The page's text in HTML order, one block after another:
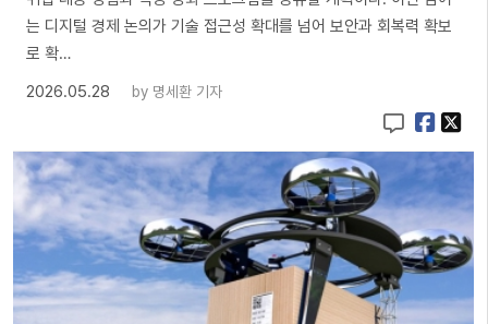
는 디지털 경제 논의가 기술 접근성 확대를 넘어 보안과 회복력 확보
로 확…
2026.05.28
by 명세환 기자